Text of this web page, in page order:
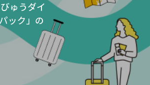
ゅうダイ
ック」の